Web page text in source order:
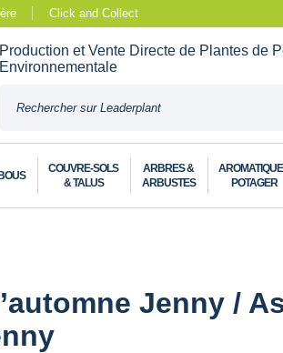
Click and Collect
Production et Vente Directe de Plantes de
Environnementale
COUVRE-SOLS
& TALUS
ARBRES &
ARBUSTES
POTAGER
Jenny /